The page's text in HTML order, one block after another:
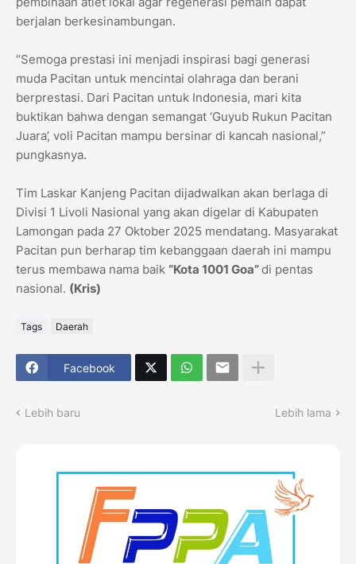
berjalan berkesinambungan.
“Semoga prestasi ini menjadi inspirasi bagi generasi
muda Pacitan untuk mencintai olahraga dan berani
berprestasi. Dari Pacitan untuk Indonesia, mari kita
buktikan bahwa dengan semangat ‘Guyub Rukun Pacitan
Juara’, voli Pacitan mampu bersinar di kancah nasional,”
pungkasnya.
Tim Laskar Kanjeng Pacitan dijadwalkan akan berlaga di
Divisi 1 Livoli Nasional yang akan digelar di Kabupaten
Lamongan pada 27 Oktober 2025 mendatang. Masyarakat
Pacitan pun berharap tim kebanggaan daerah ini mampu
terus membawa nama baik “Kota 1001 Goa”di pentas
nasional. (Kris)
Tags Daerah
Facebook
Lebih baru Lebih lama